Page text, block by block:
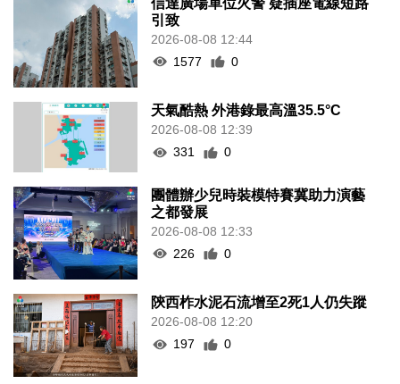
引致
2026-08-08 12:44
1577
0
天氣酷熱 外港錄最高溫35.5°C
2026-08-08 12:39
331
0
團體辦少兒時裝模特賽冀助力演藝
之都發展
2026-08-08 12:33
226
0
陝西柞水泥石流增至2死1人仍失蹤
2026-08-08 12:20
197
0